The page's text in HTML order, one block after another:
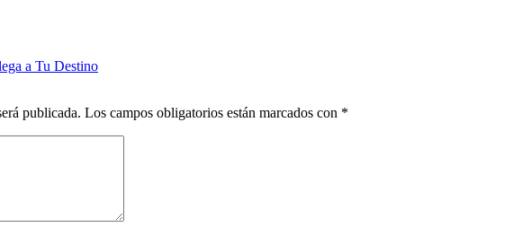
a Tu Destino
publicada. Los campos obligatorios están marcados con *